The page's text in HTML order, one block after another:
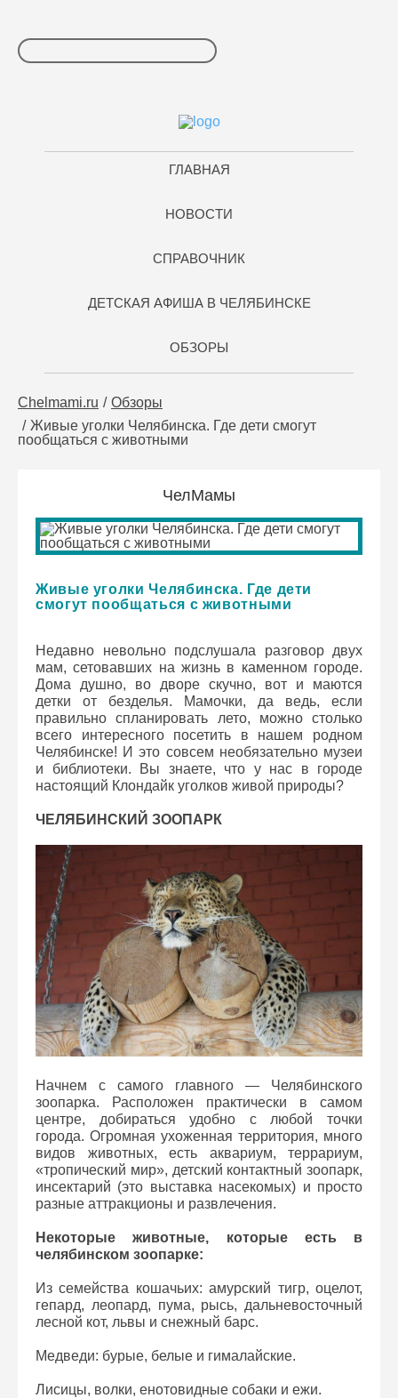
ГЛАВНАЯ
НОВОСТИ
СПРАВОЧНИК
ДЕТСКАЯ АФИША В ЧЕЛЯБИНСКЕ
ОБЗОРЫ
Chelmami.ru
Обзоры
Живые уголки Челябинска. Где дети смогут
пообщаться с животными
ЧелМамы
Живые уголки Челябинска. Где дети
смогут пообщаться с животными
Недавно невольно подслушала разговор двух
мам, сетовавших на жизнь в каменном городе.
Дома душно, во дворе скучно, вот и маются
детки от безделья. Мамочки, да ведь, если
правильно спланировать лето, можно столько
всего интересного посетить в нашем родном
Челябинске! И это совсем необязательно музеи
и библиотеки. Вы знаете, что у нас в городе
настоящий Клондайк уголков живой природы?
ЧЕЛЯБИНСКИЙ ЗООПАРК
Начнем с самого главного — Челябинского
зоопарка. Расположен практически в самом
центре, добираться удобно с любой точки
города. Огромная ухоженная территория, много
видов животных, есть аквариум, террариум,
«тропический мир», детский контактный зоопарк,
инсектарий (это выставка насекомых) и просто
разные аттракционы и развлечения.
Некоторые животные, которые есть в
челябинском зоопарке:
Из семейства кошачьих: амурский тигр, оцелот,
гепард, леопард, пума, рысь, дальневосточный
лесной кот, львы и снежный барс.
Медведи: бурые, белые и гималайские.
Лисицы, волки, енотовидные собаки и ежи.